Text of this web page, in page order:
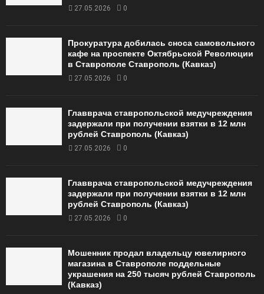
27.05.2026 0
Прокуратура добилась сноса самовольного
кафе на проспекте Октябрьской Революции
в Ставрополе Ставрополь (Кавказ)
27.05.2026 0
Главврача ставропольской медучреждения
задержали при получении взятки в 12 млн
рублей Ставрополь (Кавказ)
27.05.2026 0
Главврача ставропольской медучреждения
задержали при получении взятки в 12 млн
рублей Ставрополь (Кавказ)
27.05.2026 0
Мошенник продал владельцу ювелирного
магазина в Ставрополе поддельные
украшения на 250 тысяч рублей Ставрополь
(Кавказ)